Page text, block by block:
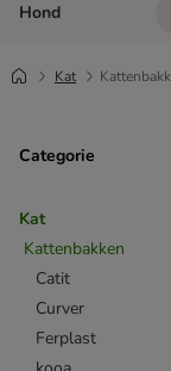
Hond
Kat
Categorie
Kat
Kattenbakken
Catit
Curver
Ferplast